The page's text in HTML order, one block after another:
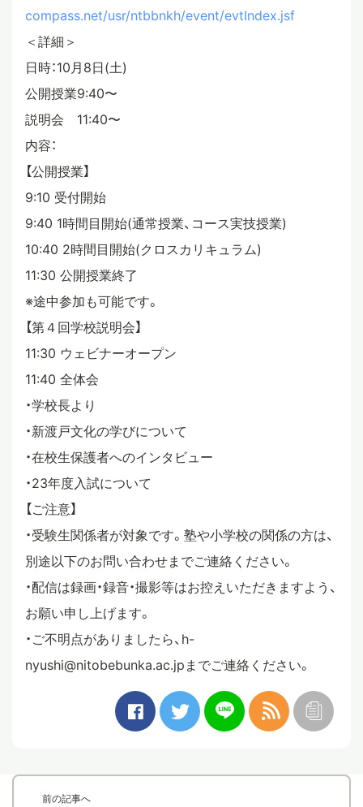
compass.net/usr/ntbbnkh/event/evtIndex.jsf
＜詳細＞
日時：10月8日(土)
公開授業9:40〜
説明会 11:40〜
内容：
【公開授業】
9:10 受付開始
9:40 1時間目開始(通常授業、コース実技授業)
10:40 2時間目開始(クロスカリキュラム)
11:30 公開授業終了
※途中参加も可能です。
【第４回学校説明会】
11:30 ウェビナーオープン
11:40 全体会
・学校長より
・新渡戸文化の学びについて
・在校生保護者へのインタビュー
・23年度入試について
【ご注意】
・受験生関係者が対象です。塾や小学校の関係の方は、
別途以下のお問い合わせまでご連絡ください。
・配信は録画・録音・撮影等はお控えいただきますよう、
お願い申し上げます。
・ご不明点がありましたら、h-
nyushi@nitobebunka.ac.jpまでご連絡ください。
前の記事へ